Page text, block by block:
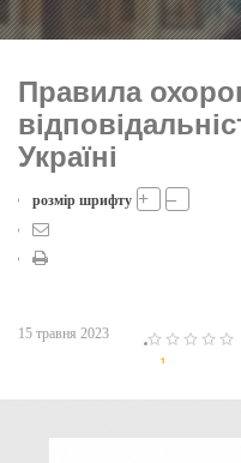
Правила
Україні
розмір шрифту + –
15 травня 2023
1